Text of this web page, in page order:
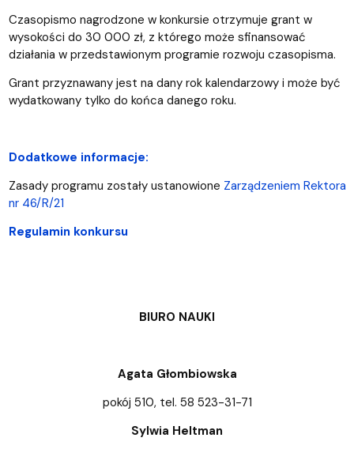
Czasopismo nagrodzone w konkursie otrzymuje grant w
wysokości do 30 000 zł, z którego może sfinansować
działania w przedstawionym programie rozwoju czasopisma.
Grant przyznawany jest na dany rok kalendarzowy i może być
wydatkowany tylko do końca danego roku.
Dodatkowe informacje:
Zasady programu zostały ustanowione Zarządzeniem Rektora
nr 46/R/21
Regulamin konkursu
BIURO NAUKI
Agata Głombiowska
pokój 510, tel. 58 523-31-71
Sylwia Heltman